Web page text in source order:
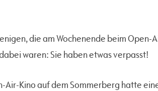
die am Wochenende beim Open-
waren: Sie haben etwas verpasst!
Air-Kino auf dem Sommerberg hatte